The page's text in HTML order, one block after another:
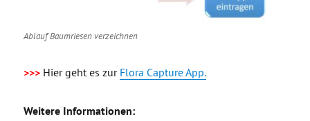
Ablauf Baumriesen verzeichnen
>>> Hier geht es zur Flora Capture App.
Weitere Informationen: